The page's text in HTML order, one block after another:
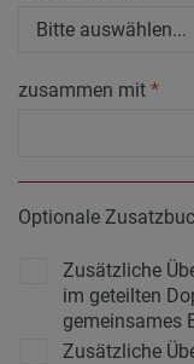
zusammen mit *
Optionale
Zusätzliche
im geteilten
gemeinsames
Zusätzliche